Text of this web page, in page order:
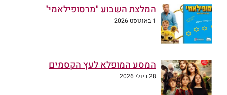
המלצת השבוע "מרסופילאמי"
1 באוגוסט 2026
המסע המופלא לעץ הקסמים
28 ביולי 2026